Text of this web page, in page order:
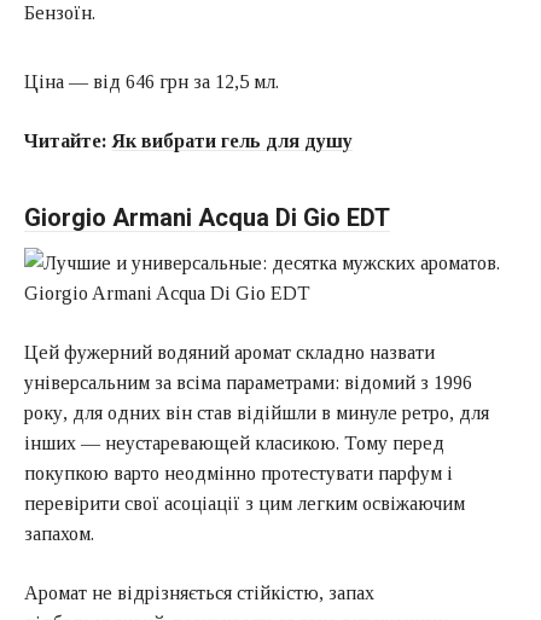
Бензоїн.
Ціна — від 646 грн за 12,5 мл.
Читайте: Як вибрати гель для душу
Giorgio Armani Acqua Di Gio EDT
Цей фужерний водяний аромат складно назвати
універсальним за всіма параметрами: відомий з 1996
року, для одних він став відійшли в минуле ретро, для
інших — неустаревающей класикою. Тому перед
покупкою варто неодмінно протестувати парфум і
перевірити свої асоціації з цим легким освіжаючим
запахом.
Аромат не відрізняється стійкістю, запах